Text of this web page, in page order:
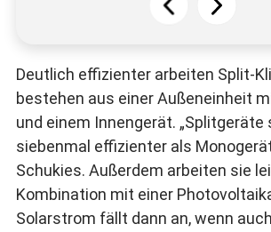
Deutlich effizienter arbeiten Split-
bestehen aus einer Außeneinheit
und einem Innengerät. „Splitgeräte
siebenmal effizienter als
Schukies. Außerdem arbeiten sie
Kombination mit einer
Solarstrom fällt dann an, wenn